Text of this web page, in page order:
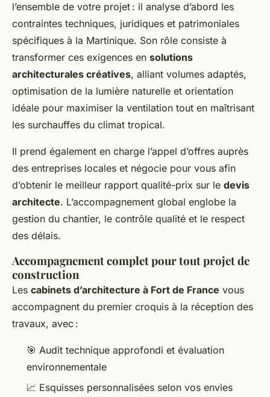
l’ensemble de votre projet : il analyse d’abord les
contraintes techniques, juridiques et patrimoniales
spécifiques à la Martinique. Son rôle consiste à
transformer ces exigences en solutions
architecturales créatives, alliant volumes adaptés,
optimisation de la lumière naturelle et orientation
idéale pour maximiser la ventilation tout en maîtrisant
les surchauffes du climat tropical.
Il prend également en charge l’appel d’offres auprès
des entreprises locales et négocie pour vous afin
d’obtenir le meilleur rapport qualité-prix sur le devis
architecte. L’accompagnement global englobe la
gestion du chantier, le contrôle qualité et le respect
des délais.
Accompagnement complet pour tout projet de
construction
Les cabinets d’architecture à Fort de France vous
accompagnent du premier croquis à la réception des
travaux, avec :
🎯 Audit technique approfondi et évaluation
environnementale
📈 Esquisses personnalisées selon vos envies